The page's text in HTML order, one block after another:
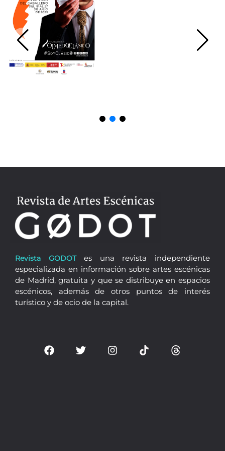
Revista GODOT
es una revista independiente
especializada en información sobre artes escénicas
de Madrid, gratuita y que se distribuye en espacios
escénicos, además de otros puntos de interés
turístico y de ocio de la capital.